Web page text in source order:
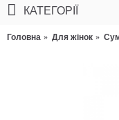
КАТЕГОРІЇ
Головна Для жінок